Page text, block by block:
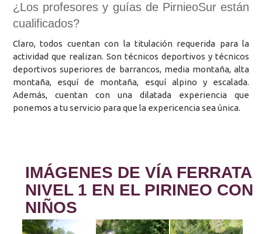
¿Los profesores y guías de PirnieoSur están
cualificados?
Claro, todos cuentan con la titulación requerida para la
actividad que realizan. Son técnicos deportivos y técnicos
deportivos superiores de barrancos, media montaña, alta
montaña, esquí de montaña, esquí alpino y escalada.
Además, cuentan con una dilatada experiencia que
ponemos a tu servicio para que la expericencia sea única.
IMÁGENES DE VÍA FERRATA
NIVEL 1 EN EL PIRINEO CON
NIÑOS